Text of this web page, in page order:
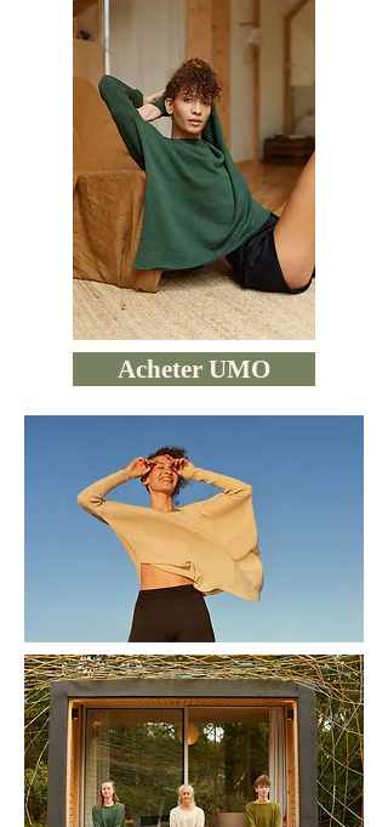
Acheter UMO